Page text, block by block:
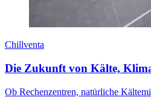
Chillventa
Die Zukunft von Kälte,
Ob Rechenzentren, natürliche